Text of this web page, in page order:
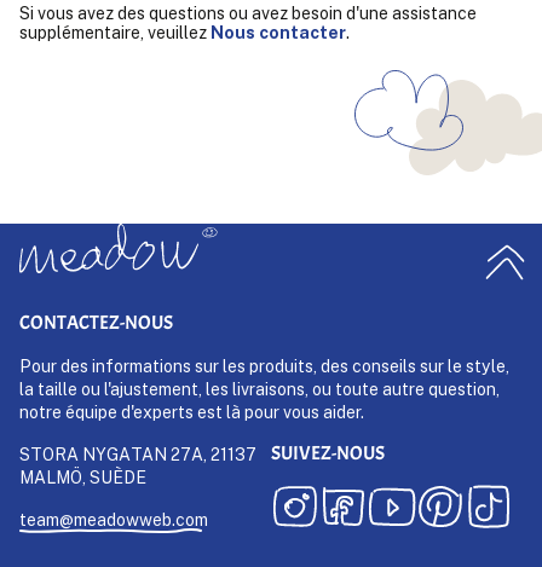
Si vous avez des questions ou avez besoin d'une assistance
supplémentaire, veuillez Nous contacter.
CONTACTEZ-NOUS
Pour des informations sur les produits, des conseils sur le style,
la taille ou l'ajustement, les livraisons, ou toute autre question,
notre équipe d'experts est là pour vous aider.
STORA NYGATAN 27A, 21137
MALMÖ, SUÈDE
team@meadowweb.com
SUIVEZ-NOUS